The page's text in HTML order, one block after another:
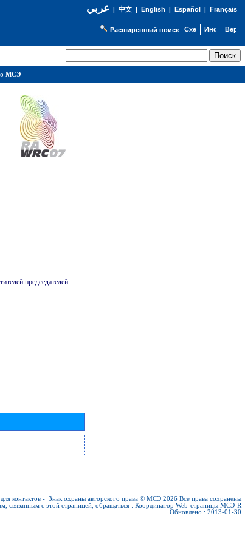
عربي| 中文| English | Español | Français
Расширенный поиск
председателей
контактов - Знак охраны авторского права © МСЭ 2026 Все права сохранены
связанным с этой страницей, обращаться : Координатор Web-страницы МСЭ-R
Обновлено : 2013-01-30
о МСЭ